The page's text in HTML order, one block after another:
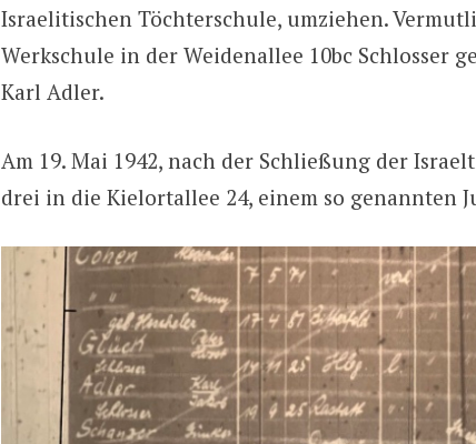
Israelitischen Töchterschule, umziehen.
Werkschule in der Weidenallee 10bc Schlosser
Karl Adler.
Am 19. Mai 1942, nach der Schließung der
drei in die Kielortallee 24, einem so genannten